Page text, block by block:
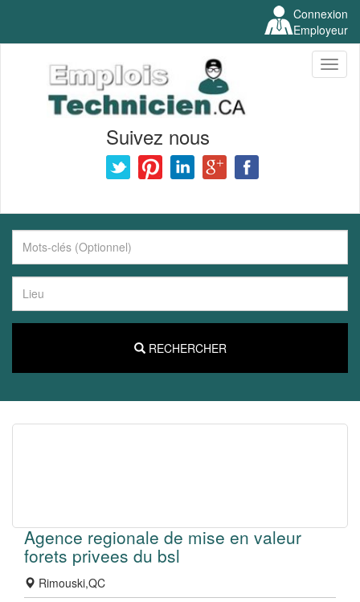
Connexion
Employeur
Suivez nous
RECHERCHER
Agence regionale de mise en valeur
forets privees du bsl
Rimouski,QC